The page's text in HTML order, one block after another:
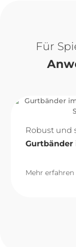
Robust und
Gurtbänder
Mehr erfahren